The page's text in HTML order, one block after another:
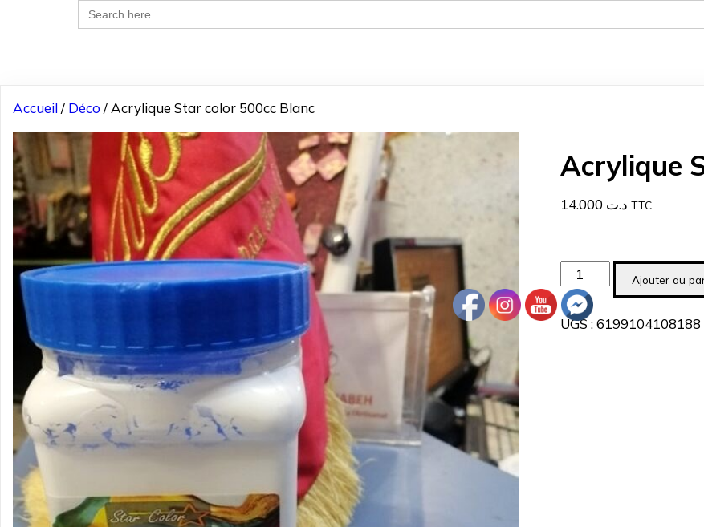
Search
for:
Accueil/Déco / Acrylique Star color 500cc Blanc
Acrylique
د.ت TTC
quantité
de
Acrylique
Star
Ajouter au
UGS :6199104108188